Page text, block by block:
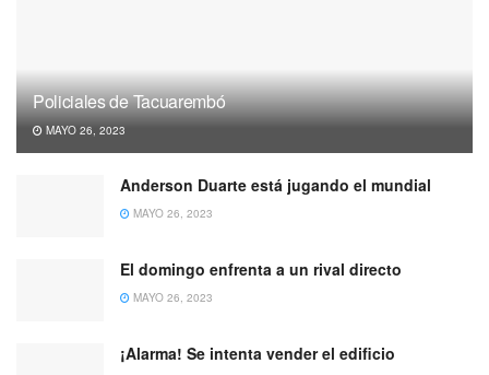
Policiales de Tacuarembó
MAYO 26, 2023
Anderson Duarte está jugando el mundial
MAYO 26, 2023
El domingo enfrenta a un rival directo
MAYO 26, 2023
¡Alarma! Se intenta vender el edificio